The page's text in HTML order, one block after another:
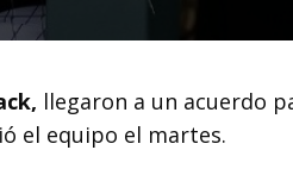
llegaron a un acuerdo
el equipo el martes.